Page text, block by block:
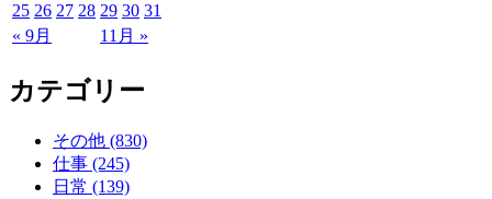
« 9月 11月 »
25 26 27 28 29 30 31
カテゴリー
その他 (830)
仕事 (245)
日常 (139)